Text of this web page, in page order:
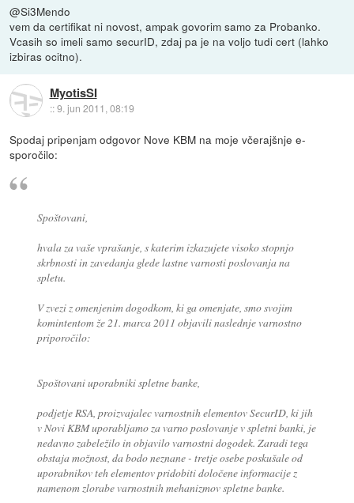
@Si3Mendo
vem da certifikat ni novost, ampak govorim samo za Probanko.
Vcasih so imeli samo securID, zdaj pa je na voljo tudi cert (lahko
izbiras ocitno).
MyotisSI
::9. jun 2011, 08:19
Spodaj pripenjam odgovor Nove KBM na moje včerajšnje e-
sporočilo:
Spoštovani,
hvala za vaše vprašanje, s katerim izkazujete visoko stopnjo
skrbnosti in zavedanja glede lastne varnosti poslovanja na
spletu.
V zvezi z omenjenim dogodkom, ki ga omenjate, smo svojim
komintentom že 21. marca 2011 objavili naslednje varnostno
priporočilo:
Spoštovani uporabniki spletne banke,
podjetje RSA, proizvajalec varnostnih elementov SecurID, ki jih
v Novi KBM uporabljamo za varno poslovanje v spletni banki, je
nedavno zabeležilo in objavilo varnostni dogodek. Zaradi tega
obstaja možnost, da bodo neznane - tretje osebe poskušale od
uporabnikov teh elementov pridobiti določene informacije z
namenom zlorabe varnostnih mehanizmov spletne banke.